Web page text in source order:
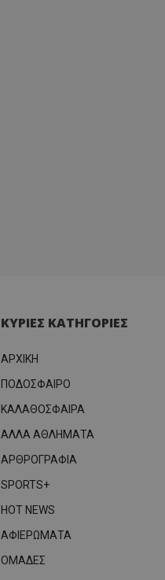
ΚΥΡΙΕΣ ΚΑΤΗΓΟΡΙΕΣ
ΑΡΧΙΚΗ
ΠΟΔΟΣΦΑΙΡΟ
ΚΑΛΑΘΟΣΦΑΙΡΑ
ΑΛΛΑ ΑΘΛΗΜΑΤΑ
ΑΡΘΡΟΓΡΑΦΙΑ
SPORTS+
HOT NEWS
ΑΦΙΕΡΩΜΑΤΑ
ΟΜΑΔΕΣ